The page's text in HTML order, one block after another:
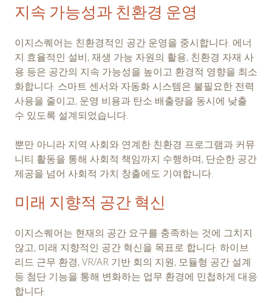
지속 가능성과 친환경 운영
이지스퀘어는 친환경적인 공간 운영을 중시합니다. 에너
지 효율적인 설비, 재생 가능 자원의 활용, 친환경 자재 사
용 등은 공간의 지속 가능성을 높이고 환경적 영향을 최소
화합니다. 스마트 센서와 자동화 시스템은 불필요한 전력
사용을 줄이고, 운영 비용과 탄소 배출량을 동시에 낮출
수 있도록 설계되었습니다.
뿐만 아니라 지역 사회와 연계한 친환경 프로그램과 커뮤
니티 활동을 통해 사회적 책임까지 수행하며, 단순한 공간
제공을 넘어 사회적 가치 창출에도 기여합니다.
미래 지향적 공간 혁신
이지스퀘어는 현재의 공간 요구를 충족하는 것에 그치지
않고, 미래 지향적인 공간 혁신을 목표로 합니다. 하이브
리드 근무 환경, VR/AR 기반 회의 지원, 모듈형 공간 설계
등 첨단 기능을 통해 변화하는 업무 환경에 민첩하게 대응
합니다.